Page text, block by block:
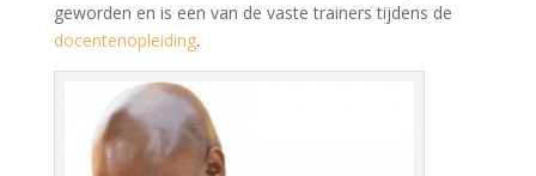
geworden en is een van de vaste trainers tijdens de
docentenopleiding.